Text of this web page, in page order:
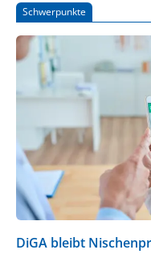
Schwerpunkte
DiGA bleibt